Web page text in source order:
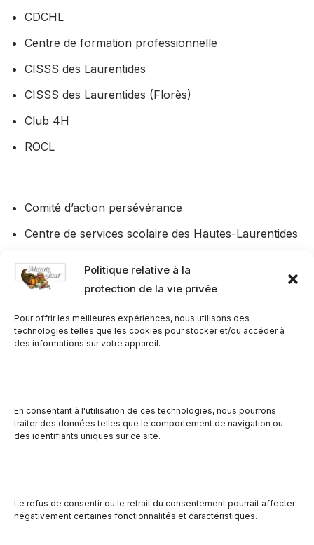
Politique relative à la
protection de la vie privée
Pour offrir les meilleures expériences, nous utilisons des
technologies telles que les cookies pour stocker et/ou accéder à
des informations sur votre appareil.
En consentant à l'utilisation de ces technologies, nous pourrons
traiter des données telles que le comportement de navigation ou
des identifiants uniques sur ce site.
Le refus de consentir ou le retrait du consentement pourrait affecter
négativement certaines fonctionnalités et caractéristiques.
CDCHL
Centre de formation professionnelle
CISSS des Laurentides
CISSS des Laurentides (Florès)
Club 4H
​ROCL
Comité d’action persévérance
Centre de services scolaire des Hautes-Laurentides
ÉcoAction
Emploi Québec
Imprimerie l’Artographe
​Table en sécurité alimentaire
Radio CFLO
Résidences de la Polyvalente